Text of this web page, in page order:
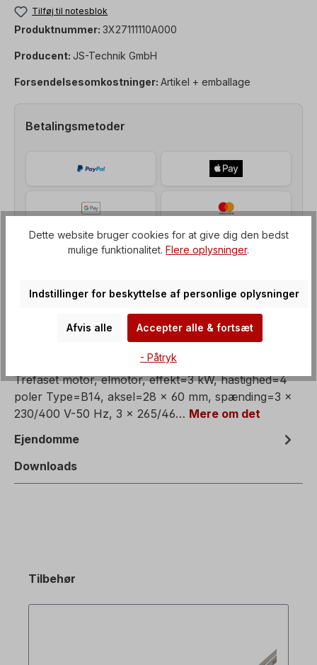
Tilføj til notesblok
Produktnummer: 3X27111110A000
Producent: JS-Technik GmbH
Forsendelsesomkostninger: Artikel + emballage
Betalingsmetoder
Trefaset motor, elmotor, effekt=3 kW, hastighed=4
poler Type=B14, aksel=28 x 60 mm, spænding=3 x
230/400 V-50 Hz, 3 x 265/46… Mere om det
Ejendomme
Downloads
Tilbehør
Dette website bruger cookies for at give dig den bedst
mulige funktionalitet. Flere oplysninger.
Indstillinger for beskyttelse af personlige oplysninger
Afvis alle Accepter alle & fortsæt
- Påtryk